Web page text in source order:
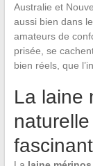
Australie et
aussi bien dans
amateurs de
prisée, se
bien réels, que
La laine